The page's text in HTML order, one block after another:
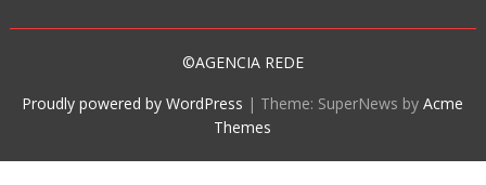
©AGENCIA REDE
Proudly powered by WordPress | Theme: SuperNews byAcme
Themes